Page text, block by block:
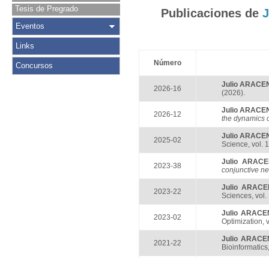
Tesis de Pregrado
Eventos
Links
Concursos
Publicaciones de
Número
2026-16
Julio
(2026).
2026-12
Julio
the dynamics
2025-02
Julio
Science, vol.
2023-38
Julio
conjunctive
2023-22
Julio
Sciences,
2023-02
Julio
Optimization,
2021-22
Julio